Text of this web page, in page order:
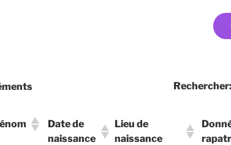
Rechercher:
Date de
naissance
Lieu de
naissance